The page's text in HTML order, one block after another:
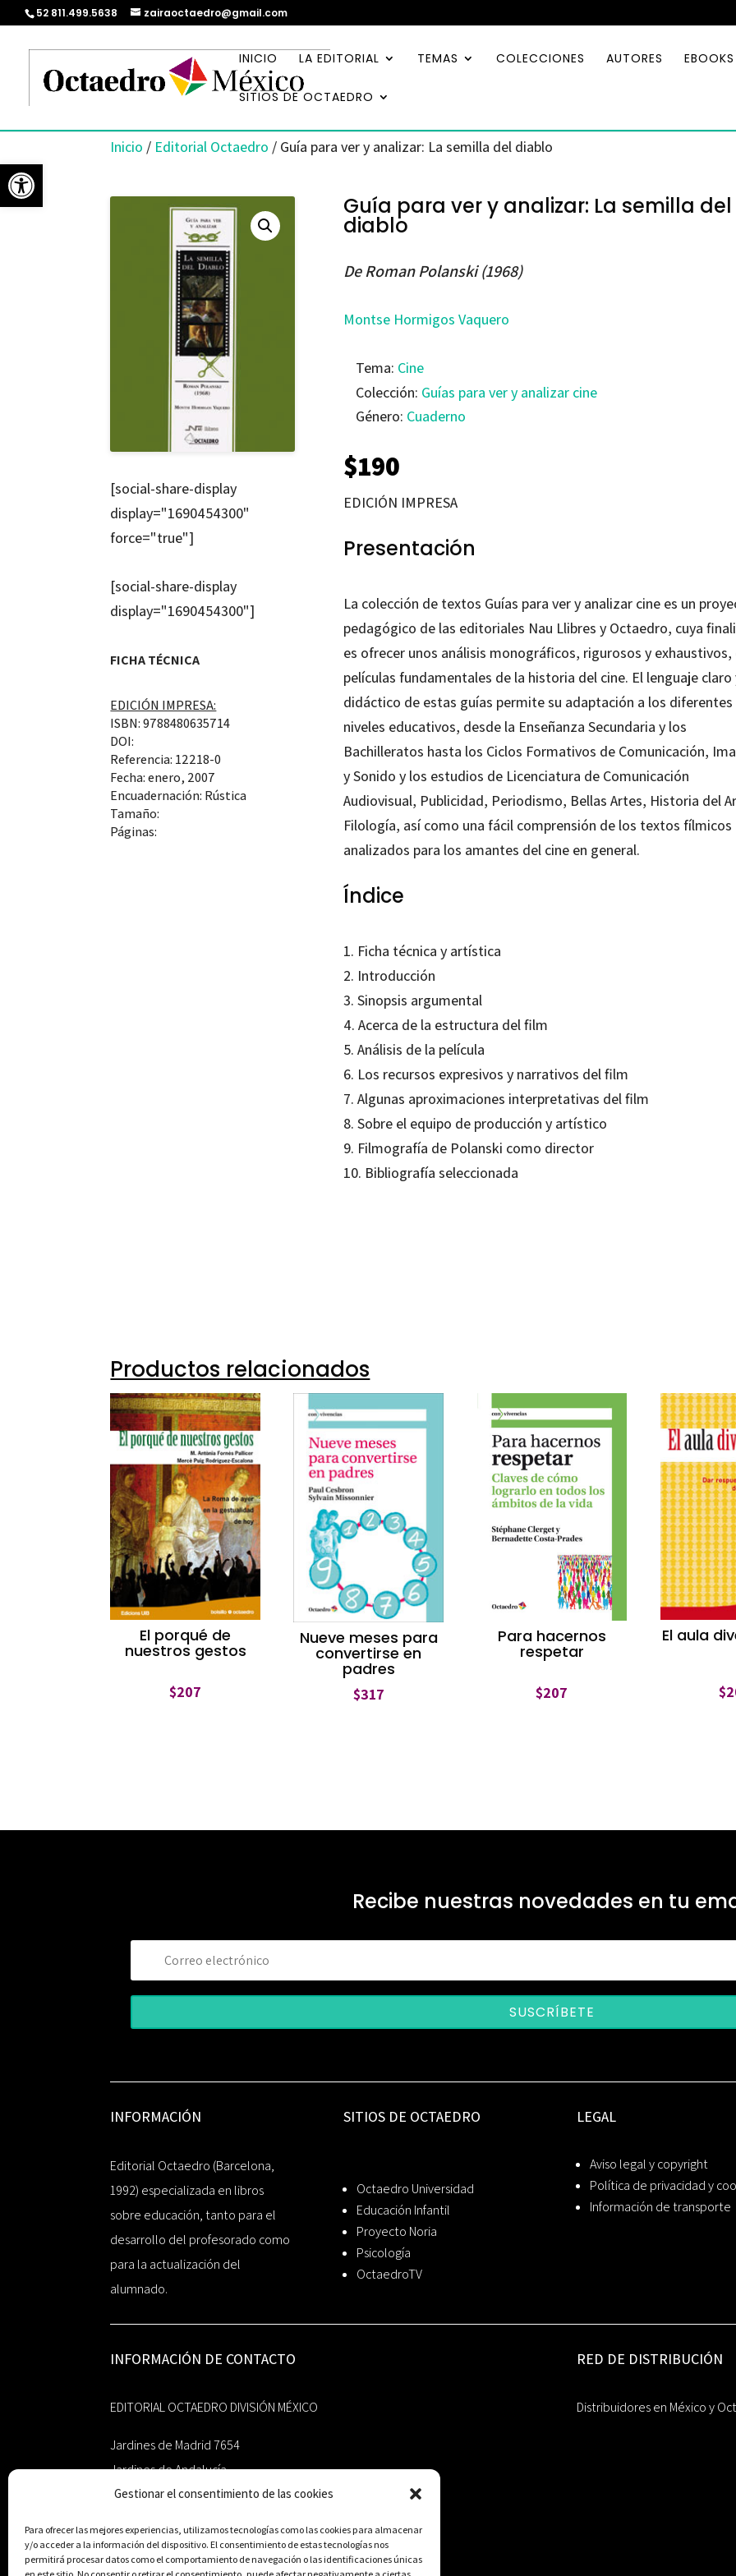
Abrir barra de herramientas
Gestionar el consentimiento de las cookies
Para ofrecer las mejores experiencias, utilizamos tecnologías como las cookies para almacenar
y/o acceder a la información del dispositivo. El consentimiento de estas tecnologías nos
permitirá procesar datos como el comportamiento de navegación o las identificaciones únicas
52 811.499.5638 zairaoctaedro@gmail.com
INICIO LA EDITORIAL TEMAS COLECCIONES AUTORES EBOOKS
SITIOS DE OCTAEDRO
Inicio / Editorial Octaedro / Guía para ver y analizar: La semilla del diablo
[social-share-display
display="1690454300"
force="true"]
[social-share-display
display="1690454300"]
FICHA TÉCNICA
EDICIÓN IMPRESA:
ISBN: 9788480635714
DOI:
Referencia: 12218-0
Fecha: enero, 2007
Encuadernación: Rústica
Tamaño:
Páginas:
Guía para ver y analizar: La semilla del
diablo
De Roman Polanski (1968)
Montse Hormigos Vaquero
Tema: Cine
Colección: Guías para ver y analizar cine
Género: Cuaderno
$190
EDICIÓN IMPRESA
Presentación
La colección de textos Guías para ver y analizar cine es un
pedagógico de las editoriales Nau Llibres y Octaedro, cuya
es ofrecer unos análisis monográficos, rigurosos y exhaustivos,
películas fundamentales de la historia del cine. El lenguaje claro
didáctico de estas guías permite su adaptación a los diferentes
niveles educativos, desde la Enseñanza Secundaria y los
Bachilleratos hasta los Ciclos Formativos de Comunicación,
y Sonido y los estudios de Licenciatura de Comunicación
Audiovisual, Publicidad, Periodismo, Bellas Artes, Historia del
Filología, así como una fácil comprensión de los textos fílmicos
analizados para los amantes del cine en general.
Índice
1. Ficha técnica y artística
2. Introducción
3. Sinopsis argumental
4. Acerca de la estructura del film
5. Análisis de la película
6. Los recursos expresivos y narrativos del film
7. Algunas aproximaciones interpretativas del film
8. Sobre el equipo de producción y artístico
9. Filmografía de Polanski como director
10. Bibliografía seleccionada
Productos relacionados
El porqué de
nuestros gestos
$207
Nueve meses para
convertirse en
padres
$317
Para hacernos
respetar
$207
El aula
$
Recibe nuestras novedades en tu
SUSCRÍBETE
INFORMACIÓN
Editorial Octaedro (Barcelona,
1992) especializada en libros
sobre educación, tanto para el
desarrollo del profesorado como
para la actualización del
alumnado.
SITIOS DE OCTAEDRO
Octaedro Universidad
Educación Infantil
Proyecto Noria
Psicología
OctaedroTV
LEGAL
Aviso legal y copyright
Política de privacidad y
Información de transporte
INFORMACIÓN DE CONTACTO
EDITORIAL OCTAEDRO DIVISIÓN MÉXICO
Jardines de Madrid 7654
Jardines de Andalucía
Guadalupe, Nuevo León
zairaoctaedro@gmail.com
RED DE DISTRIBUCIÓN
Distribuidores en México y